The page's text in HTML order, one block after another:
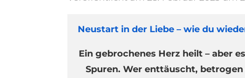
Neustart in der Liebe – wie du
Ein gebrochenes Herz heilt – aber
Spuren. Wer enttäuscht,